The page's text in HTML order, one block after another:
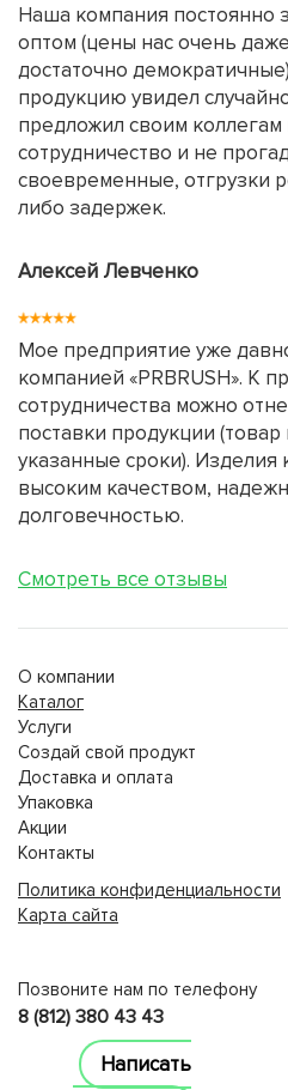
Наша компания постоянно
оптом (цены нас очень
достаточно
продукцию увидел
предложил своим
сотрудничество и не
своевременные, отгрузки
либо задержек.
Алексей Левченко
Мое предприятие уже
компанией «PRBRUSH». К
сотрудничества можно
поставки продукции (товар
указанные сроки). Изделия
высоким качеством,
долговечностью.
Смотреть все отзывы
О компании
Каталог
Услуги
Создай свой продукт
Доставка и оплата
Упаковка
Акции
Контакты
Политика конфиденциальности
Карта сайта
Позвоните нам по телефону
8 (812) 380 43 43
Написать